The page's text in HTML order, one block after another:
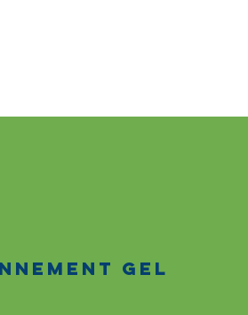
gel